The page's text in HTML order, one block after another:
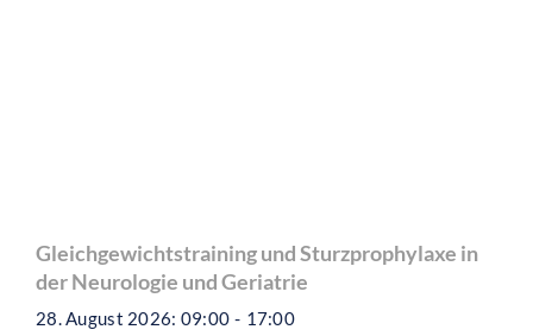
Gleichgewichtstraining und Sturzprophylaxe in
der Neurologie und Geriatrie
28. August 2026: 09:00 - 17:00